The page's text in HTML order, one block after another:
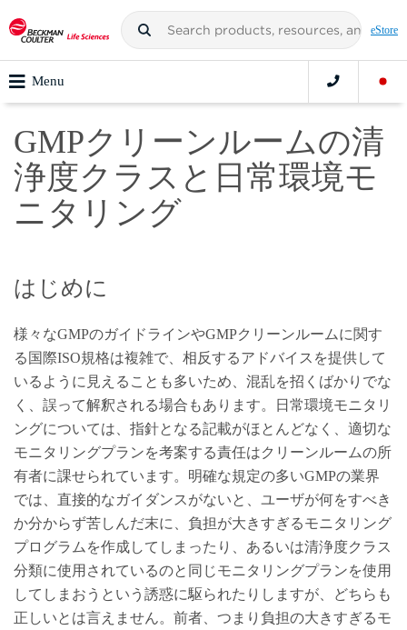
eStore
Menu
GMPクリーンルームの清
浄度クラスと日常環境モ
ニタリング
はじめに
様々なGMPのガイドラインやGMPクリーンルームに関す
る国際ISO規格は複雑で、相反するアドバイスを提供して
いるように見えることも多いため、混乱を招くばかりでな
く、誤って解釈される場合もあります。日常環境モニタリ
ングについては、指針となる記載がほとんどなく、適切な
モニタリングプランを考案する責任はクリーンルームの所
有者に課せられています。明確な規定の多いGMPの業界
では、直接的なガイダンスがないと、ユーザが何をすべき
か分からず苦しんだ末に、負担が大きすぎるモニタリング
プログラムを作成してしまったり、あるいは清浄度クラス
分類に使用されているのと同じモニタリングプランを使用
してしまおうという誘惑に駆られたりしますが、どちらも
正しいとは言えません。前者、つまり負担の大きすぎるモ